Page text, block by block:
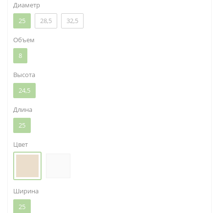
Диаметр
25
28,5 32,5
Объем
8
Высота
24,5
Длина
25
Цвет
Ширина
25